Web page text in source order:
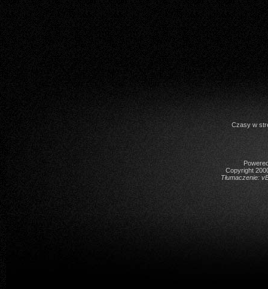
Czasy w
Copyright
Tłumaczenie: